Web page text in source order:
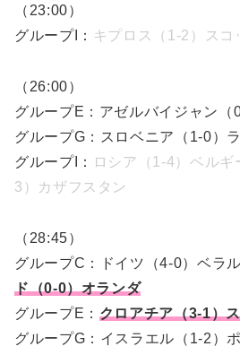
（23:00）
グループI： キプロス（1-2）スコ
（26:00）
グループE：アゼルバイジャン（
グループG：スロベニア（1-0）
グループI：
ロシア（1-4）ベルギ
3）カザフスタン
（28:45）
グループC：ドイツ（4-0）ベラル
ド（0-0）オランダ
グループE： クロアチア（3-1）
グループG：イスラエル（1-2）